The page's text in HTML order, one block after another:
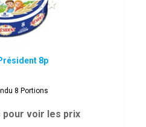
8p
8 Portions
voir les prix